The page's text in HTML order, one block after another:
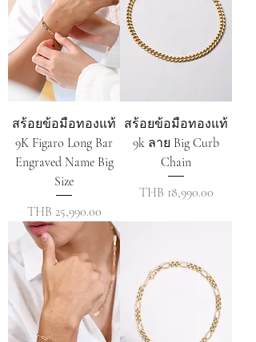
สร้อยข้อมือทองแท้
9K Figaro Long Bar
Engraved Name Big
Size
ราคา
THB 25,990.00
สร้อยข้อมือทองแท้
9k ลาย Big Curb
Chain
ราคา
THB 18,990.00